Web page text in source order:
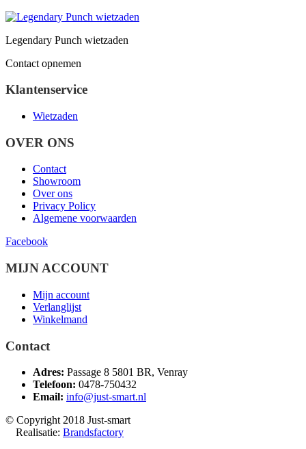
Legendary Punch wietzaden
Contact opnemen
Klantenservice
Wietzaden
OVER ONS
Contact
Showroom
Over ons
Privacy Policy
Algemene voorwaarden
Facebook
MIJN ACCOUNT
Mijn account
Verlanglijst
Winkelmand
Contact
Adres: Passage 8 5801 BR, Venray
Telefoon: 0478-750432
Email: info@just-smart.nl
© Copyright 2018 Just-smart
Realisatie: Brandsfactory